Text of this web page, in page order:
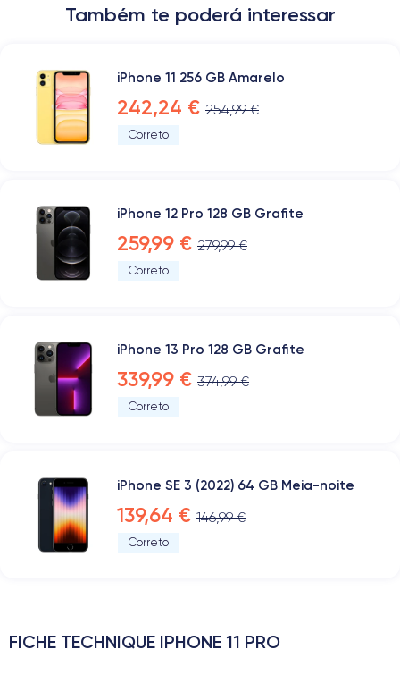
Também te poderá interessar
iPhone 11 256 GB Amarelo
242,24 € 254,99 €
Correto
iPhone 12 Pro 128 GB Grafite
259,99 € 279,99 €
Correto
iPhone 13 Pro 128 GB Grafite
339,99 € 374,99 €
Correto
iPhone SE 3 (2022) 64 GB Meia-noite
139,64 € 146,99 €
Correto
FICHE TECHNIQUE IPHONE 11 PRO